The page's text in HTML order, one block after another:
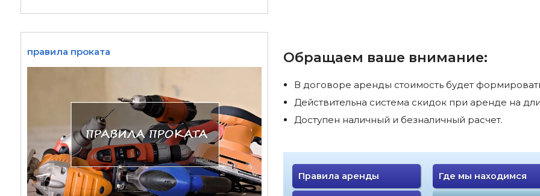
правила проката Обращаем ваше внимание:
В договоре аренды стоимость будет
Действительна система скидок при аренде на
Доступен наличный и безналичный расчет.
Правила аренды Где мы находимся